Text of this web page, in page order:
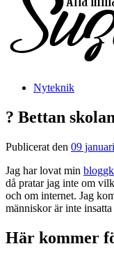
Nyteknik
? Bettan
Publicerat den 09
Jag har lovat min
då pratar jag inte om
och om internet. Jag
människor är inte
Här kommer